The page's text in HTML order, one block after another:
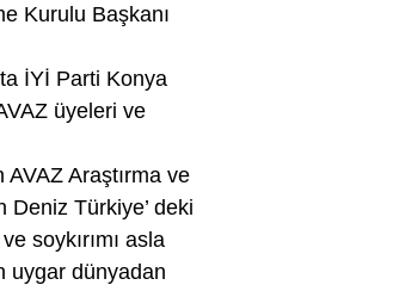
Kurulu Başkanı
İYİ Parti Konya
üyeleri ve
AVAZ Araştırma ve
Deniz Türkiye’ deki
soykırımı asla
uygar dünyadan